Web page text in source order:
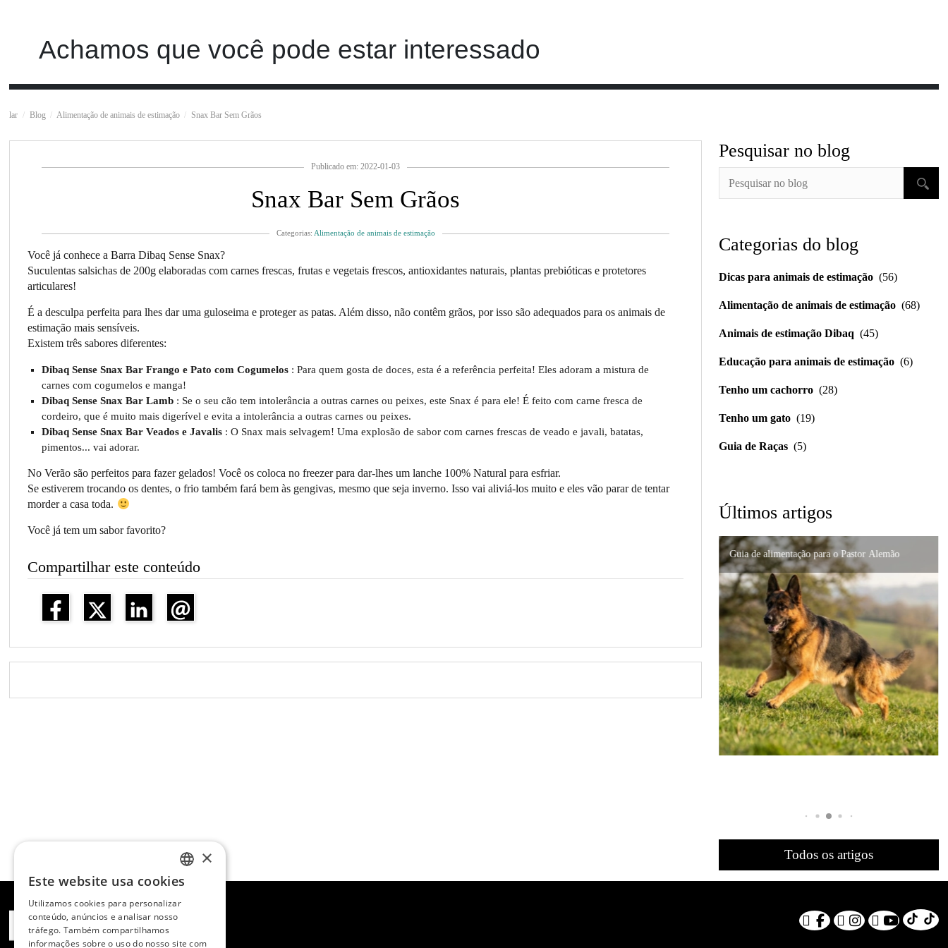
Achamos que você pode estar interessado
lar Blog Alimentação de animais de estimação Snax Bar Sem Grãos
Publicado em: 2022-01-03
Snax Bar Sem Grãos
Categorias: Alimentação de animais de estimação
Você já conhece a Barra Dibaq Sense Snax?
Suculentas salsichas de 200g elaboradas com carnes frescas, frutas e vegetais frescos, antioxidantes naturais, plantas prebióticas e protetores
articulares!
É a desculpa perfeita para lhes dar uma guloseima e proteger as patas. Além disso, não contêm grãos, por isso são adequados para os animais de
estimação mais sensíveis.
Existem três sabores diferentes:
Dibaq Sense Snax Bar Frango e Pato com Cogumelos : Para quem gosta de doces, esta é a referência perfeita! Eles adoram a mistura de
carnes com cogumelos e manga!
Dibaq Sense Snax Bar Lamb : Se o seu cão tem intolerância a outras carnes ou peixes, este Snax é para ele! É feito com carne fresca de
cordeiro, que é muito mais digerível e evita a intolerância a outras carnes ou peixes.
Dibaq Sense Snax Bar Veados e Javalis : O Snax mais selvagem! Uma explosão de sabor com carnes frescas de veado e javali, batatas,
pimentos... vai adorar.
No Verão são perfeitos para fazer gelados! Você os coloca no freezer para dar-lhes um lanche 100% Natural para esfriar.
Se estiverem trocando os dentes, o frio também fará bem às gengivas, mesmo que seja inverno. Isso vai aliviá-los muito e eles vão parar de tentar
morder a casa toda.
Você já tem um sabor favorito?
Compartilhar este conteúdo
Pesquisar no blog
Categorias do blog
Dicas para animais de estimação (56)
Alimentação de animais de estimação (68)
Animais de estimação Dibaq (45)
Educação para animais de estimação (6)
Tenho um cachorro (28)
Tenho um gato (19)
Guia de Raças (5)
Últimos artigos
Nutrição de alta qualidade para gatos persas:
como prevenir problemas
Guia de alimentação para o Pastor Alemão Importância da formulação precisa em distúrbios
digestivos
Suporte urinário e renal em gatos: um guia
completo para cuidar do seu felino.
Todos os artigos
SPANISH
PORTUGUESE
×
Este website usa cookies
Utilizamos cookies para personalizar
conteúdo, anúncios e analisar nosso
tráfego. Também compartilhamos
informações sobre o uso do nosso site com